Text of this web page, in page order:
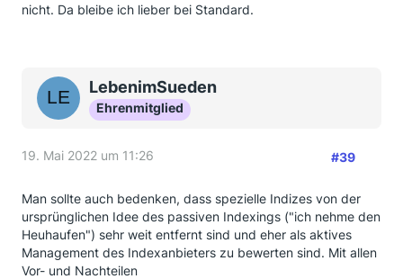
nicht. Da bleibe ich lieber bei Standard.
LebenimSueden
Ehrenmitglied
19. Mai 2022 um 11:26 #39
Man sollte auch bedenken, dass spezielle Indizes von der
ursprünglichen Idee des passiven Indexings ("ich nehme den
Heuhaufen") sehr weit entfernt sind und eher als aktives
Management des Indexanbieters zu bewerten sind. Mit allen
Vor- und Nachteilen